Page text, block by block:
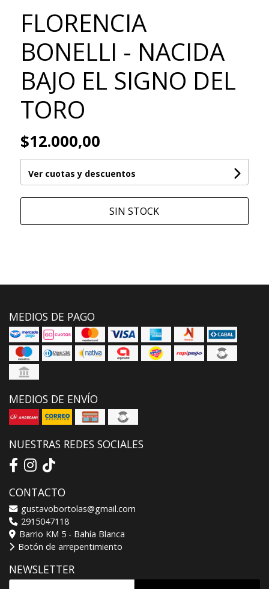
FLORENCIA
BONELLI - NACIDA
BAJO EL SIGNO DEL
TORO
$12.000,00
Ver cuotas y descuentos
SIN STOCK
MEDIOS DE PAGO
MEDIOS DE ENVÍO
NUESTRAS REDES SOCIALES
CONTACTO
gustavobortolas@gmail.com
2915047118
Barrio KM 5 - Bahía Blanca
Botón de arrepentimiento
NEWSLETTER